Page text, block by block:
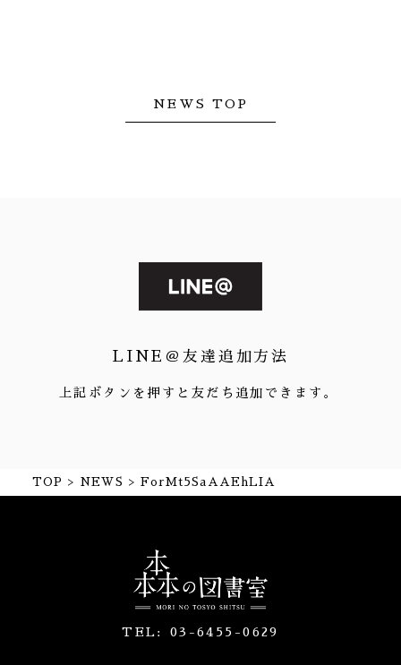
NEWS TOP
LINE＠友達追加方法
上記ボタンを押すと友だち追加できます。
TOP NEWS ForMt5SaAAEhLIA
TEL: 03-6455-0629